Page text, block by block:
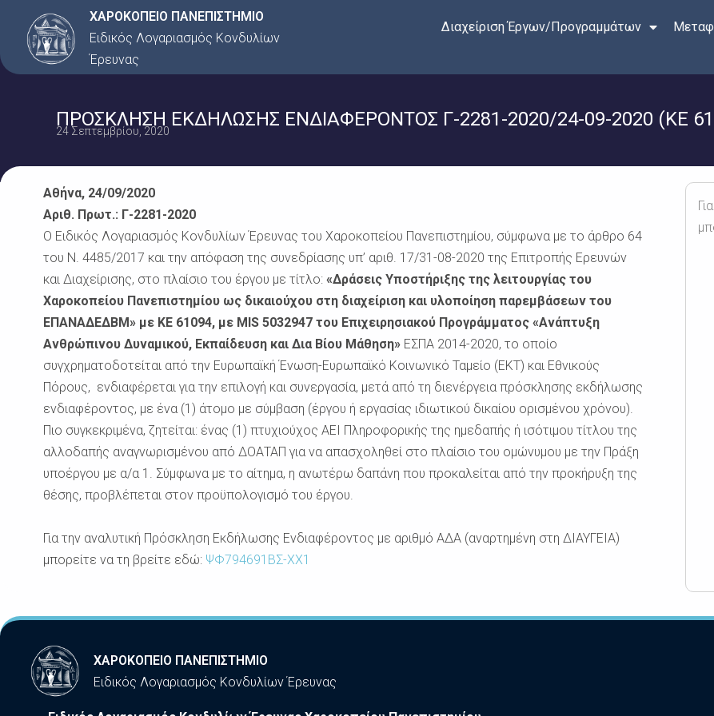
Μετάβαση
περιεχόμενο
ΧΑΡΟΚΟΠΕΙΟ ΠΑΝΕΠΙΣΤΗΜΙΟ
Ειδικός Λογαριασμός Κονδυλίων
Έρευνας
Διαχείριση Έργων/Προγραμμάτων
ΠΡΟΣΚΛΗΣΗ ΕΚΔΗΛΩΣΗΣ ΕΝΔΙΑΦΕΡΟΝΤΟΣ Γ-2281-2020/24-09-2020 (ΚΕ
24 Σεπτεμβρίου, 2020
Αθήνα, 24/09/2020
Αριθ. Πρωτ.: Γ-2281-2020
Ο Ειδικός Λογαριασμός Κονδυλίων Έρευνας του Χαροκοπείου Πανεπιστημίου, σύμφωνα με το άρθρο 64
του Ν. 4485/2017 και την απόφαση της συνεδρίασης υπ’ αριθ. 17/31-08-2020 της Επιτροπής Ερευνών
και Διαχείρισης, στο πλαίσιο του έργου με τίτλο: «Δράσεις Υποστήριξης της λειτουργίας του
Χαροκοπείου Πανεπιστημίου ως δικαιούχου στη διαχείριση και υλοποίηση παρεμβάσεων του
ΕΠΑΝΑΔΕΔΒΜ» με ΚΕ 61094, με MIS 5032947 του Επιχειρησιακού Προγράμματος «Ανάπτυξη
Ανθρώπινου Δυναμικού, Εκπαίδευση και Δια Βίου Μάθηση»ΕΣΠΑ 2014-2020, το οποίο
συγχρηματοδοτείται από την Ευρωπαϊκή Ένωση-Ευρωπαϊκό Κοινωνικό Ταμείο (ΕΚΤ) και Εθνικούς
Πόρους, ενδιαφέρεται για την επιλογή και συνεργασία, μετά από τη διενέργεια πρόσκλησης εκδήλωσης
ενδιαφέροντος, με ένα (1) άτομο με σύμβαση (έργου ή εργασίας ιδιωτικού δικαίου ορισμένου χρόνου).
Πιο συγκεκριμένα, ζητείται: ένας (1) πτυχιούχος ΑΕΙ Πληροφορικής της ημεδαπής ή ισότιμου τίτλου της
αλλοδαπής αναγνωρισμένου από ΔΟΑΤΑΠ για να απασχοληθεί στο πλαίσιο του ομώνυμου με την Πράξη
υποέργου με α/α 1. Σύμφωνα με το αίτημα, η ανωτέρω δαπάνη που προκαλείται από την προκήρυξη της
θέσης, προβλέπεται στον προϋπολογισμό του έργου.
Για την αναλυτική Πρόσκληση Εκδήλωσης Ενδιαφέροντος με αριθμό ΑΔΑ (αναρτημένη στη ΔΙΑΥΓΕΙΑ)
μπορείτε να τη βρείτε εδώ: ΨΦ794691ΒΣ-ΧΧ1
ΧΑΡΟΚΟΠΕΙΟ ΠΑΝΕΠΙΣΤΗΜΙΟ
Ειδικός Λογαριασμός Κονδυλίων Έρευνας